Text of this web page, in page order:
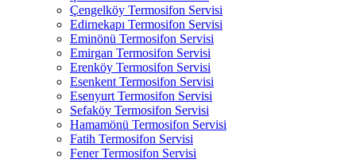
Çengelköy Termosifon Servisi
Edirnekapı Termosifon Servisi
Eminönü Termosifon Servisi
Emirgan Termosifon Servisi
Erenköy Termosifon Servisi
Esenkent Termosifon Servisi
Esenyurt Termosifon Servisi
Sefaköy Termosifon Servisi
Hamamönü Termosifon Servisi
Fatih Termosifon Servisi
Fener Termosifon Servisi